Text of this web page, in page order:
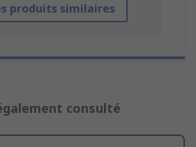
produits similaires
consulté